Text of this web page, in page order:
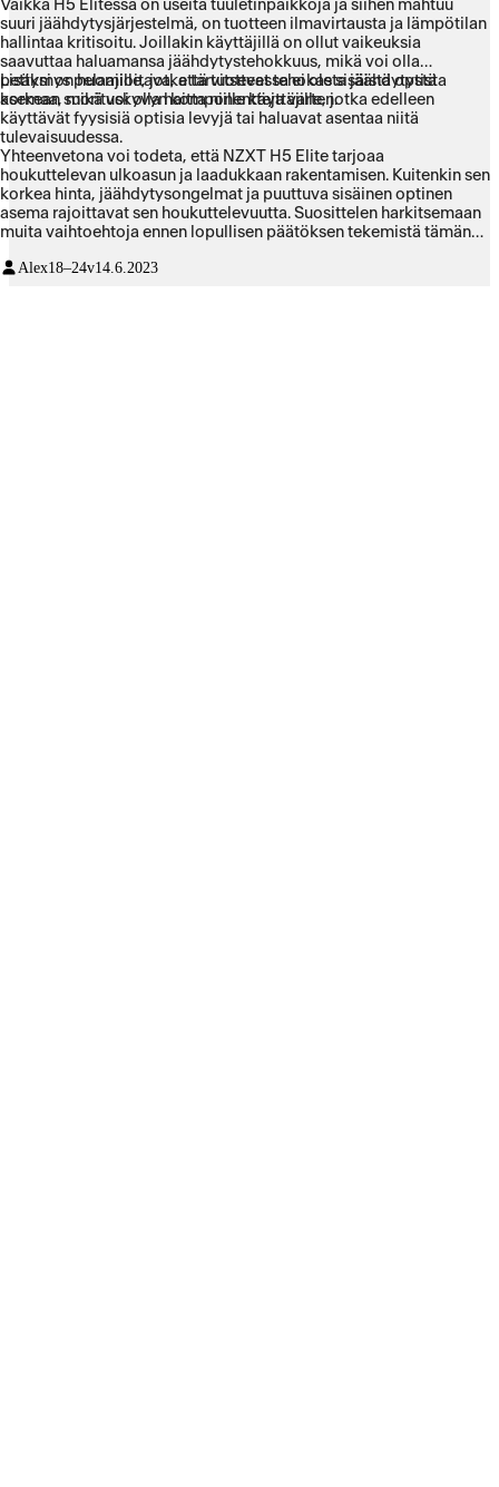
Vaikka H5 Elitessä on useita tuuletinpaikkoja ja siihen mahtuu
suuri jäähdytysjärjestelmä, on tuotteen ilmavirtausta ja lämpötilan
hallintaa kritisoitu. Joillakin käyttäjillä on ollut vaikeuksia
saavuttaa haluamansa jäähdytystehokkuus, mikä voi olla
pettymys pelaajille, jotka tarvitsevat tehokasta jäähdytystä
korkean suorituskyvyn komponentteja varten.
Lisäksi on huomioitava, että tuotteessa ei ole sisäistä optista
asemaa, mikä voi olla haitta niille käyttäjille, jotka edelleen
käyttävät fyysisiä optisia levyjä tai haluavat asentaa niitä
tulevaisuudessa.
Yhteenvetona voi todeta, että NZXT H5 Elite tarjoaa
houkuttelevan ulkoasun ja laadukkaan rakentamisen. Kuitenkin sen
korkea hinta, jäähdytysongelmat ja puuttuva sisäinen optinen
asema rajoittavat sen houkuttelevuutta. Suosittelen harkitsemaan
muita vaihtoehtoja ennen lopullisen päätöksen tekemistä tämän
Alex18–24v14.6.2023